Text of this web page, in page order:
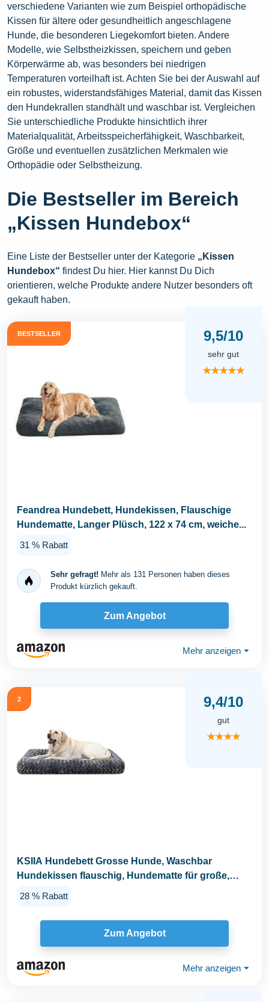
verschiedene Varianten wie zum Beispiel orthopädische
Kissen für ältere oder gesundheitlich angeschlagene
Hunde, die besonderen Liegekomfort bieten. Andere
Modelle, wie Selbstheizkissen, speichern und geben
Körperwärme ab, was besonders bei niedrigen
Temperaturen vorteilhaft ist. Achten Sie bei der Auswahl auf
ein robustes, widerstandsfähiges Material, damit das Kissen
den Hundekrallen standhält und waschbar ist. Vergleichen
Sie unterschiedliche Produkte hinsichtlich ihrer
Materialqualität, Arbeitsspeicherfähigkeit, Waschbarkeit,
Größe und eventuellen zusätzlichen Merkmalen wie
Orthopädie oder Selbstheizung.
Die Bestseller im Bereich
„Kissen Hundebox“
Eine Liste der Bestseller unter der Kategorie „Kissen
Hundebox“ findest Du hier. Hier kannst Du Dich
orientieren, welche Produkte andere Nutzer besonders oft
gekauft haben.
BESTSELLER 9,5/10
sehr gut
★★★★★
Feandrea Hundebett, Hundekissen, Flauschige
Hundematte, Langer Plüsch, 122 x 74 cm, weiche...
31 % Rabatt
Sehr gefragt! Mehr als 131 Personen haben dieses
Produkt kürzlich gekauft.
Zum Angebot
Mehr anzeigen ⏷
2 9,4/10
gut
★★★★
KSIIA Hundebett Grosse Hunde, Waschbar
Hundekissen flauschig, Hundematte für große,
28 % Rabatt
Zum Angebot
Mehr anzeigen ⏷